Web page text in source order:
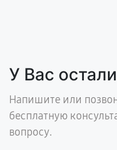
У Вас
Напишите или
бесплатную
вопросу.